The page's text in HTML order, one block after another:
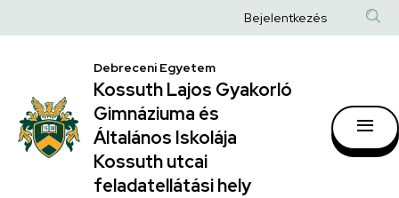
|
Kossuth
Lajos
Gyakorló
Gimnáziuma
a
Anonim
fiók
Bejelentkezés
Debreceni Egyetem
Kossuth Lajos Gyakorló
Gimnáziuma és
Általános Iskolája
Kossuth utcai
feladatellátási hely